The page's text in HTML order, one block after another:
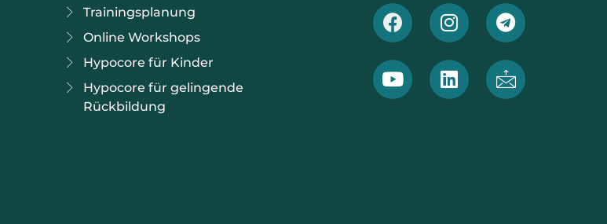
Trainingsplanung
Online Workshops
Hypocore für Kinder
Hypocore für gelingende
Rückbildung